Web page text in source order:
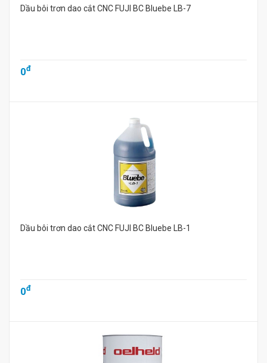
Dầu bôi trơn dao cắt CNC FUJI BC Bluebe LB-7
0đ
Dầu bôi trơn dao cắt CNC FUJI BC Bluebe LB-1
0đ